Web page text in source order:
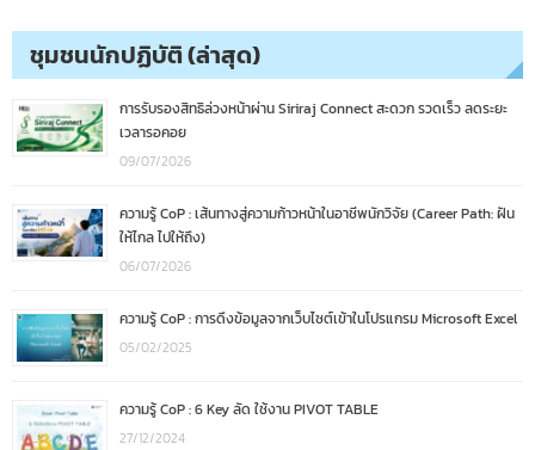
ชุมชนนักปฏิบัติ (ล่าสุด)
การรับรองสิทธิล่วงหน้าผ่าน Siriraj Connect สะดวก รวดเร็ว ลดระยะ
เวลารอคอย
09/07/2026
ความรู้ CoP : เส้นทางสู่ความก้าวหน้าในอาชีพนักวิจัย (Career Path: ฝัน
ให้ไกล ไปให้ถึง)
06/07/2026
ความรู้ CoP : การดึงข้อมูลจากเว็บไซต์เข้าในโปรแกรม Microsoft Excel
05/02/2025
ความรู้ CoP : 6 Key ลัด ใช้งาน PIVOT TABLE
27/12/2024